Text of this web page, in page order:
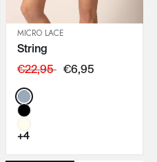
IN DEN WARENKORB
MICRO LACE
String
€22,95 €6,95
Color:
+4